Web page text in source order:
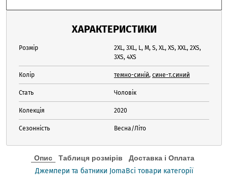
ХАРАКТЕРИСТИКИ
Розмір
2XL, 3XL, L, M, S, XL, XS, XXL, 2XS,
3XS, 4XS
Колір темно-синій, сине-т.синий
Стать Чоловік
Колекція 2020
Сезонність Весна/Літо
Опис Таблиця розмірів Доставка і Оплата
Джемпери та батники JomaВсі товари категорії